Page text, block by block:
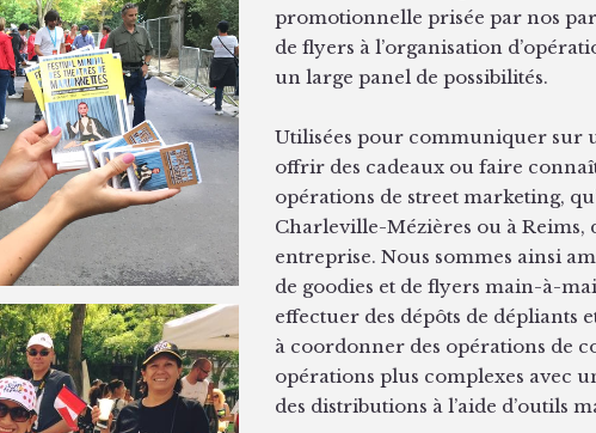
promotionnelle prisée par nos
de flyers à l’organisation
un large panel de possibilités.
Utilisées pour communiquer sur
offrir des cadeaux ou faire
opérations de street marketing,
Charleville-Mézières ou à Reims,
entreprise. Nous sommes ainsi
de goodies et de flyers main-à-
effectuer des dépôts de dépliants
à coordonner des opérations de
opérations plus complexes avec
des distributions à l’aide d’outils